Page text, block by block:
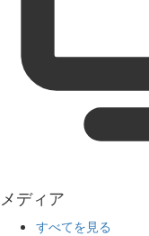
メディア
すべてを見る